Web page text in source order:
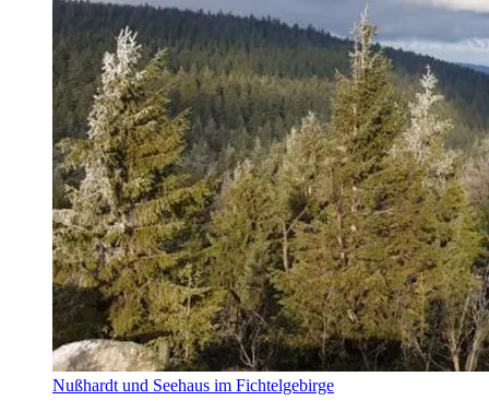
Nußhardt und Seehaus im Fichtelgebirge